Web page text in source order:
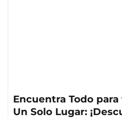
Encuentra Todo
Un Solo Lugar: